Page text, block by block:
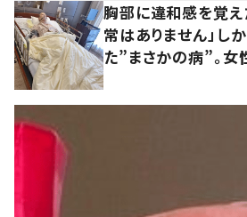
胸部に違和感を覚え
常はありません」し
た”まさかの病”。